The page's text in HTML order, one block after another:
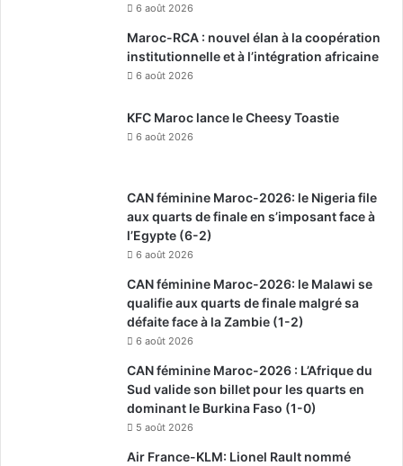
6 août 2026
Maroc-RCA : nouvel élan à la coopération
institutionnelle et à l’intégration africaine
6 août 2026
KFC Maroc lance le Cheesy Toastie
6 août 2026
CAN féminine Maroc-2026: le Nigeria file
aux quarts de finale en s’imposant face à
l’Egypte (6-2)
6 août 2026
CAN féminine Maroc-2026: le Malawi se
qualifie aux quarts de finale malgré sa
défaite face à la Zambie (1-2)
6 août 2026
CAN féminine Maroc-2026 : L’Afrique du
Sud valide son billet pour les quarts en
dominant le Burkina Faso (1-0)
5 août 2026
Air France-KLM: Lionel Rault nommé